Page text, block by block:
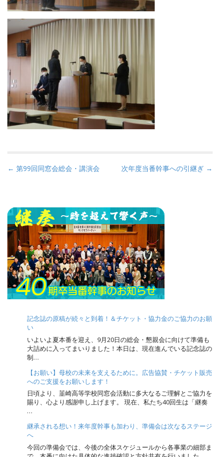
P
t
n
a
v
i
g
a
t
← 第99回同窓会総会・講演会 次年度当番幹事への引継ぎ →
記念誌の原稿が続々と到着！＆チケット・協力金のご協力のお願
い
いよいよ夏本番を迎え、9月20日の総会・懇親会に向けて準備も
大詰めに入ってまいりました！本日は、現在進んでいる記念誌の
制…
【お願い】母校の未来を支えるために。広告協賛・チケット販売
へのご支援をお願いします！
日頃より、韮崎高等学校同窓会活動に多大なるご理解とご協力を
賜り、心より感謝申し上げます。 現在、私たち40回生は「継奏
…
継承される想い！来年度幹事も加わり、準備会は次なるステージ
へ
今回の準備会では、今後の全体スケジュールから各事業の細部ま